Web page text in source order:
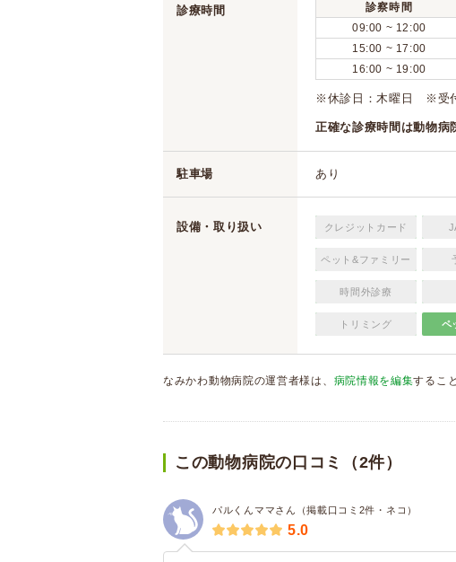
診療時間 診察時間
09:00 ~ 12:00
15:00 ~ 17:00
16:00 ~ 19:00
※休診日：木曜日 ※受付
正確な診療時間は動物病
駐車場 あり
設備・取り扱い クレジットカード
ペット&ファミリー
時間外診療
トリミング ペ
なみかわ動物病院の運営者様は、 病院情報を編集するこ
この動物病院の口コミ（2件）
パルくんママさん（掲載口コミ2件・ネコ）
5.0